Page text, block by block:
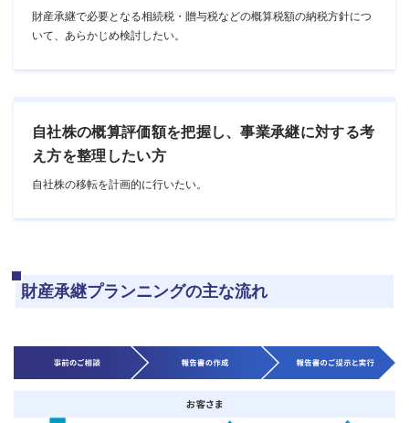
財産承継で必要となる相続税・贈与税などの概算税額の納税方針につ
いて、あらかじめ検討したい。
自社株の概算評価額を把握し、事業承継に対する考
え方を整理したい方
自社株の移転を計画的に行いたい。
財産承継プランニングの主な流れ